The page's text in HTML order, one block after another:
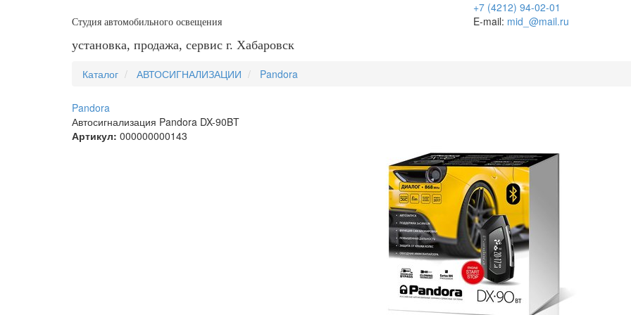
Студия автомобильного освещения
установка, продажа, сервис г. Хабаровск
+7 (4212) 94-02-01
E-mail: mid_@mail.ru
Каталог АВТОСИГНАЛИЗАЦИИ Pandora
Pandora
Автосигнализация Pandora DX-90BT
Артикул: 000000000143